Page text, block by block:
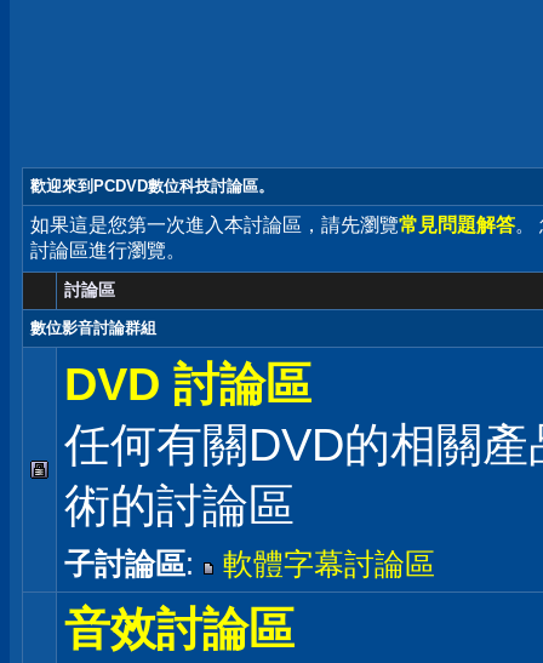
歡迎來到PCDVD數位科技討論區。
如果這是您第一次進入本討論區，請先瀏覽常見問題解答。
討論區進行瀏覽。
討論區
數位影音討論群組
DVD 討論區
任何有關DVD的相關
術的討論區
子討論區: 軟體字幕討論區
音效討論區